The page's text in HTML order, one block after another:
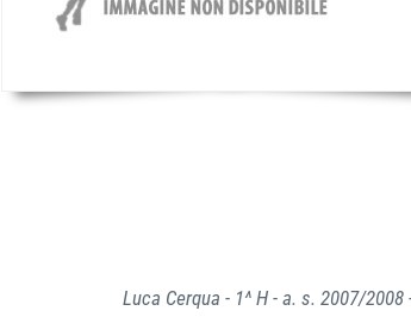
Luca Cerqua - 1^ H - a. s. 2007/2008